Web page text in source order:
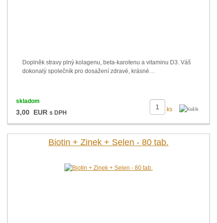
Doplněk stravy plný kolagenu, beta-karotenu a vitaminu D3. Váš
dokonalý společník pro dosažení zdravé, krásné…
ks
skladom
3,00 EUR s DPH
Biotin + Zinek + Selen - 80 tab.